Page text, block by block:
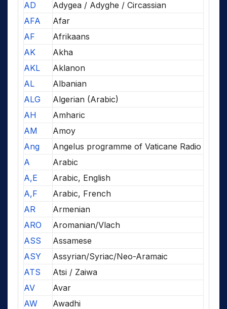
AD
Adygea / Adyghe / Circassian
AFA
Afar
AF
Afrikaans
AK
Akha
AKL
Aklanon
AL
Albanian
ALG
Algerian (Arabic)
AH
Amharic
AM
Amoy
Ang
Angelus programme of Vaticane Radio
A
Arabic
A,E
Arabic, English
A,F
Arabic, French
AR
Armenian
ARO
Aromanian/Vlach
ASS
Assamese
ASY
Assyrian/Syriac/Neo-Aramaic
ATS
Atsi / Zaiwa
AV
Avar
AW
Awadhi